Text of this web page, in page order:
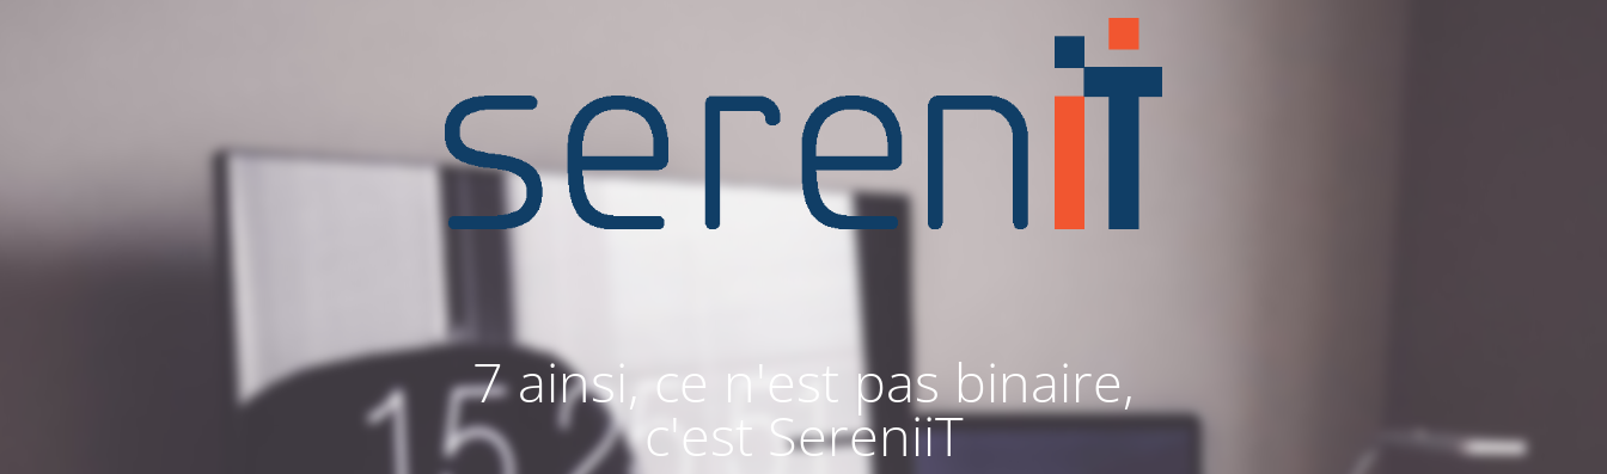
7 ainsi, ce n'est pas binaire,
c'est SereniiT